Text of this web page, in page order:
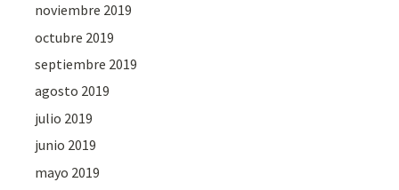
noviembre 2019
octubre 2019
septiembre 2019
agosto 2019
julio 2019
junio 2019
mayo 2019